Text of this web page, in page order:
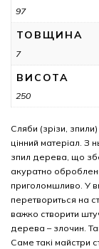
97
ТОВЩИНА
7
ВИСОТА
250
Сляби (зрізи,
цінний матеріал. З
зпил дерева, що
акуратно
приголомшливо. У
перетвориться на
важко створити
дерева – злочин.
Саме такі майстри